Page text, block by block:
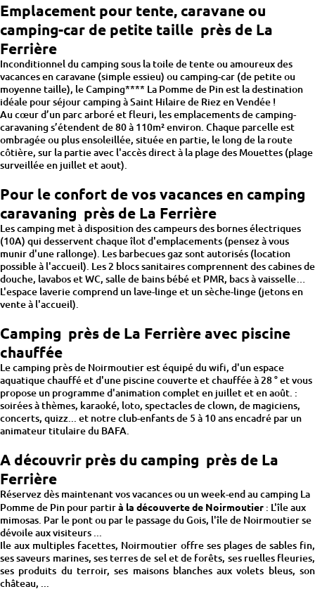
Emplacement pour tente, caravane ou
camping-car de petite taille près de La
Ferrière
Inconditionnel du camping sous la toile de tente ou amoureux des
vacances en caravane (simple essieu) ou camping-car (de petite ou
moyenne taille), le Camping**** La Pomme de Pin est la destination
idéale pour séjour camping à Saint Hilaire de Riez en Vendée !
Au cœur d’un parc arboré et fleuri, les emplacements de camping-
caravaning s’étendent de 80 à 110m² environ. Chaque parcelle est
ombragée ou plus ensoleillée, située en partie, le long de la route
côtière, sur la partie avec l'accès direct à la plage des Mouettes (plage
surveillée en juillet et aout).
Pour le confort de vos vacances en camping
caravaning près de La Ferrière
Les camping met à disposition des campeurs des bornes électriques
(10A) qui desservent chaque îlot d'emplacements (pensez à vous
munir d'une rallonge). Les barbecues gaz sont autorisés (location
possible à l'accueil). Les 2 blocs sanitaires comprennent des cabines de
douche, lavabos et WC, salle de bains bébé et PMR, bacs à vaisselle…
L'espace laverie comprend un lave-linge et un sèche-linge (jetons en
vente à l'accueil).
Camping près de La Ferrière avec piscine
chauffée
Le camping près de Noirmoutier est équipé du wifi, d'un espace
aquatique chauffé et d'une piscine couverte et chauffée à 28 ° et vous
propose un programme d'animation complet en juillet et en août. :
soirées à thèmes, karaoké, loto, spectacles de clown, de magiciens,
concerts, quizz... et notre club-enfants de 5 à 10 ans encadré par un
animateur titulaire du BAFA.
A découvrir près du camping près de La
Ferrière
Réservez dès maintenant vos vacances ou un week-end au camping La
Pomme de Pin pour partirà la découverte de Noirmoutier: L'île aux
mimosas. Par le pont ou par le passage du Gois, l'île de Noirmoutier se
dévoile aux visiteurs ...
Ile aux multiples facettes, Noirmoutier offre ses plages de sables fin,
ses saveurs marines, ses terres de sel et de forêts, ses ruelles fleuries,
ses produits du terroir, ses maisons blanches aux volets bleus, son
château, ...